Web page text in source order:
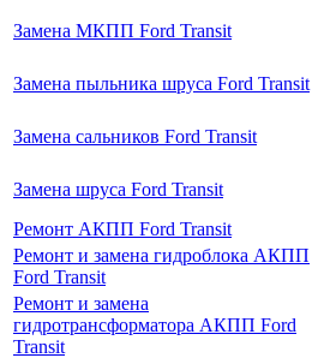
Замена МКПП Ford Transit
Замена пыльника шруса Ford Transit
Замена сальников Ford Transit
Замена шруса Ford Transit
Ремонт АКПП Ford Transit
Ремонт и замена гидроблока АКПП
Ford Transit
Ремонт и замена
гидротрансформатора АКПП Ford
Transit